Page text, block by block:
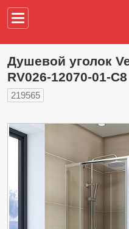
Душевой уголок
RV026-12070-01-C8
219565